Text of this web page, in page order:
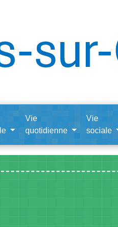
Vie
quotidienne
Vie
sociale